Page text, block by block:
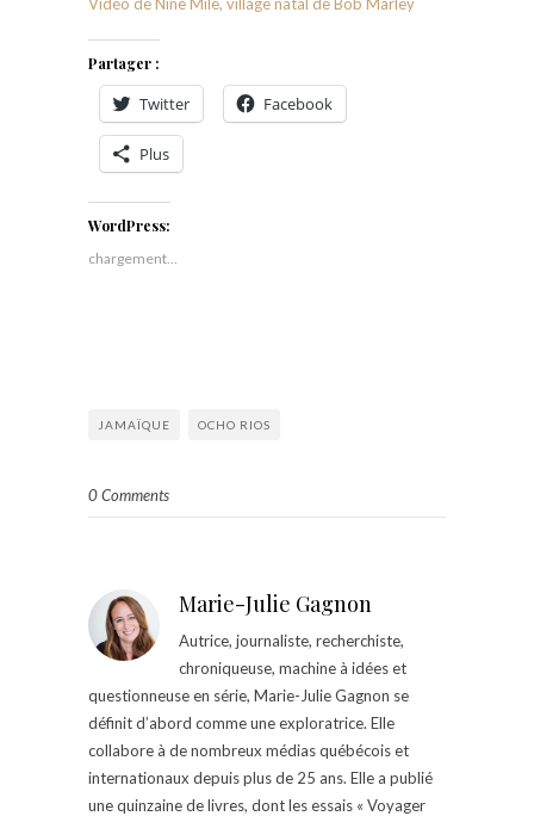
Partager :
Twitter Facebook
Plus
WordPress:
chargement…
JAMAÏQUE OCHO RIOS
0 Comments
Marie-Julie Gagnon
Autrice, journaliste, recherchiste,
chroniqueuse, machine à idées et
questionneuse en série, Marie-Julie Gagnon se
définit d’abord comme une exploratrice. Elle
collabore à de nombreux médias québécois et
internationaux depuis plus de 25 ans. Elle a publié
une quinzaine de livres, dont les essais « Voyager